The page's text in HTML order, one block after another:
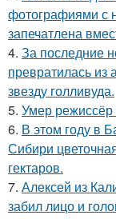
фотографиями с
запечатлена
4. За последние
превратилась из
звезду голливуда.
5. Умер режиссёр
6. В этом году в
Сибири
гектаров.
7. Алексей из
забил лицо и